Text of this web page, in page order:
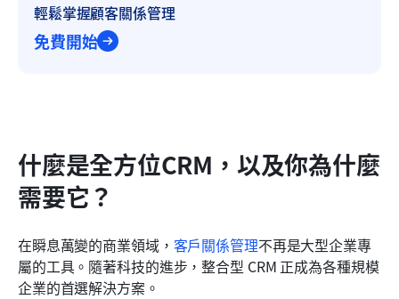
輕鬆掌握顧客關係管理
免費開始
什麼是全方位CRM，以及你為什麼
需要它？
在瞬息萬變的商業領域， 客戶關係管理不再是大型企業專
屬的工具。隨著科技的進步，整合型 CRM 正成為各種規模
企業的首選解決方案。